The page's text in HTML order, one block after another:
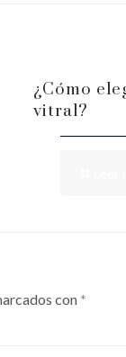
¿Cómo
vitral?
con *